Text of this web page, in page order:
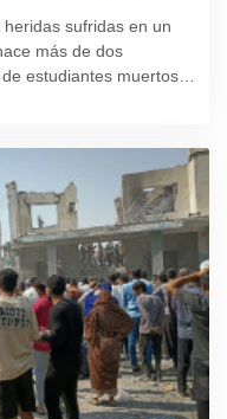
sufridas en un
más de dos
estudiantes muertos
la prensa local este